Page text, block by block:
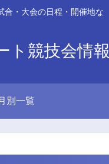
合・大会の日程・開催地な
ト競技会情報
別一覧